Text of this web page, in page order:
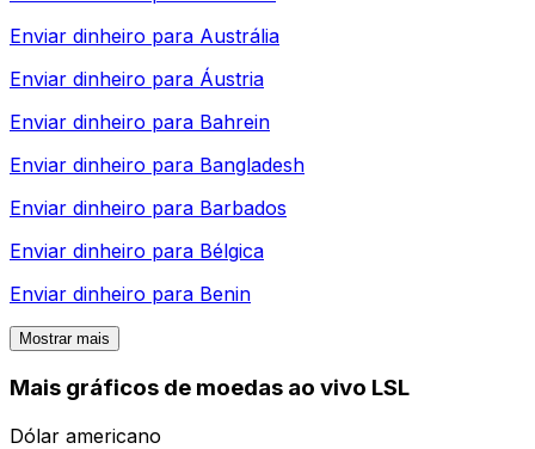
Enviar dinheiro para Austrália
Enviar dinheiro para Áustria
Enviar dinheiro para Bahrein
Enviar dinheiro para Bangladesh
Enviar dinheiro para Barbados
Enviar dinheiro para Bélgica
Enviar dinheiro para Benin
Mostrar mais
Mais gráficos de moedas ao vivo LSL
Dólar americano